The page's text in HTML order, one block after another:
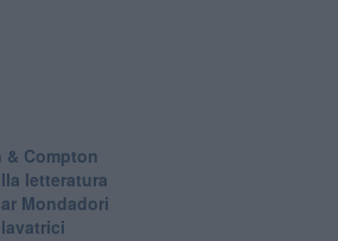
& Compton
letteratura
Mondadori